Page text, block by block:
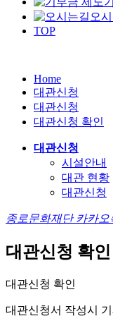
오
TOP
Home
대관신청
대관신청
대관신청 확인
대관신청
시설안내
대관 현황
대관신청
종로문화재단 카카
대관신청 확인
대관신청 확인
대관신청서 작성시